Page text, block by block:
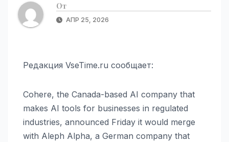
От
АПР 25, 2026
Редакция VseTime.ru сообщает:
Cohere, the Canada-based AI company that
makes AI tools for businesses in regulated
industries, announced Friday it would merge
with Aleph Alpha, a German company that